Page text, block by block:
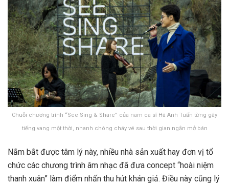
Chuỗi chương trình “See Sing & Share” của nam ca sĩ Hà Anh Tuấn từng gây
tiếng vang một thời, nhanh chóng cháy vé sau thời gian ngắn mở bán
Nắm bắt được tâm lý này, nhiều nhà sản xuất hay đơn vị tổ
chức các chương trình âm nhạc đã đưa concept “hoài niệm
thanh xuân” làm điểm nhấn thu hút khán giả. Điều này cũng lý